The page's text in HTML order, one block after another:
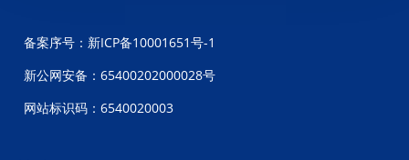
备案序号：新ICP备10001651号-1
新公网安备：65400202000028号
网站标识码：6540020003